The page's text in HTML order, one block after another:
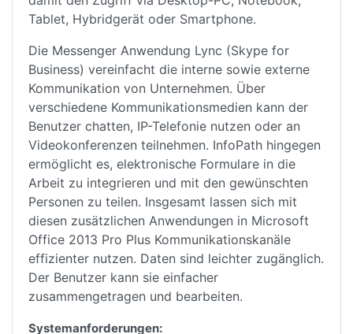
Tablet, Hybridgerät oder Smartphone.
Die Messenger Anwendung Lync (Skype for
Business) vereinfacht die interne sowie externe
Kommunikation von Unternehmen. Über
verschiedene Kommunikationsmedien kann der
Benutzer chatten, IP-Telefonie nutzen oder an
Videokonferenzen teilnehmen. InfoPath hingegen
ermöglicht es, elektronische Formulare in die
Arbeit zu integrieren und mit den gewünschten
Personen zu teilen. Insgesamt lassen sich mit
diesen zusätzlichen Anwendungen in Microsoft
Office 2013 Pro Plus Kommunikationskanäle
effizienter nutzen. Daten sind leichter zugänglich.
Der Benutzer kann sie einfacher
zusammengetragen und bearbeiten.
Systemanforderungen: